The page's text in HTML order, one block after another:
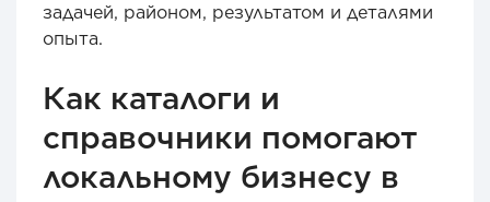
задачей, районом, результатом и деталями
опыта.
Как каталоги и
справочники помогают
локальному бизнесу в